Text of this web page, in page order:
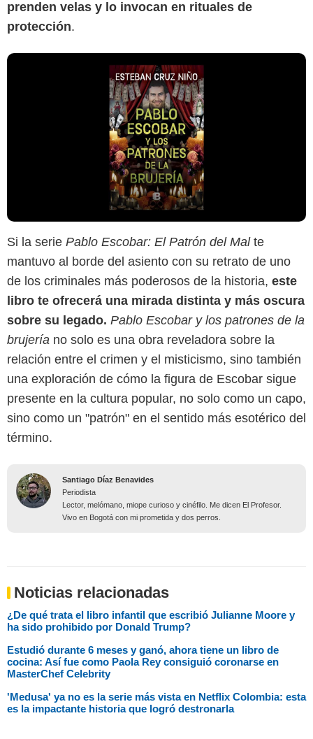
prenden velas y lo invocan en rituales de
protección.
Si la serie Pablo Escobar: El Patrón del Mal te
mantuvo al borde del asiento con su retrato de uno
de los criminales más poderosos de la historia, este
libro te ofrecerá una mirada distinta y más oscura
sobre su legado. Pablo Escobar y los patrones de la
brujería no solo es una obra reveladora sobre la
relación entre el crimen y el misticismo, sino también
una exploración de cómo la figura de Escobar sigue
presente en la cultura popular, no solo como un capo,
sino como un "patrón" en el sentido más esotérico del
término.
Santiago Díaz Benavides
Periodista
Lector, melómano, miope curioso y cinéfilo. Me dicen El Profesor.
Vivo en Bogotá con mi prometida y dos perros.
Noticias relacionadas
¿De qué trata el libro infantil que escribió Julianne Moore y
ha sido prohibido por Donald Trump?
Estudió durante 6 meses y ganó, ahora tiene un libro de
cocina: Así fue como Paola Rey consiguió coronarse en
MasterChef Celebrity
'Medusa' ya no es la serie más vista en Netflix Colombia: esta
es la impactante historia que logró destronarla